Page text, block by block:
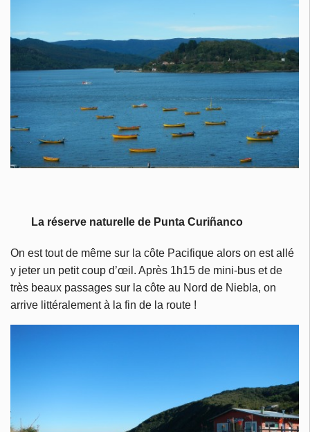
La réserve naturelle de Punta Curiñanco
On est tout de même sur la côte Pacifique alors on est allé
y jeter un petit coup d’œil. Après 1h15 de mini-bus et de
très beaux passages sur la côte au Nord de Niebla, on
arrive littéralement à la fin de la route !